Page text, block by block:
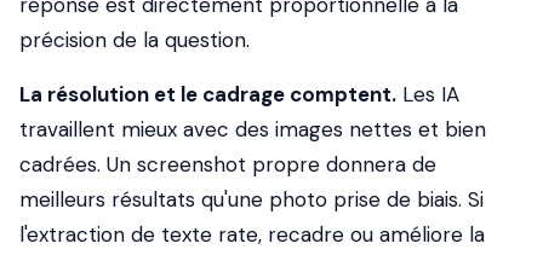
précision de la question.
La résolution et le cadrage comptent. Les IA
travaillent mieux avec des images nettes et bien
cadrées. Un screenshot propre donnera de
meilleurs résultats qu'une photo prise de biais. Si
l'extraction de texte rate, recadre ou améliore la